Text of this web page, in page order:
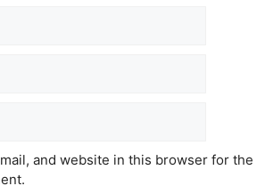
and website in this browser for the